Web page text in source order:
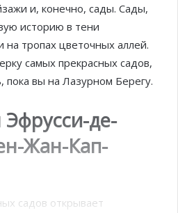
и, конечно, сады. Сады,
историю в тени
на тропах цветочных аллей.
самых прекрасных садов,
пока вы на Лазурном Берегу.
де-
Жан-Кап-
садов открывает